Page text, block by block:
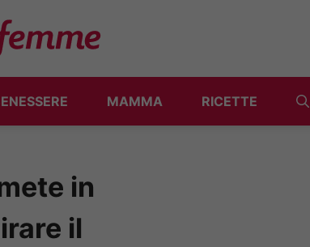
MAMMA RICETTE
in
il